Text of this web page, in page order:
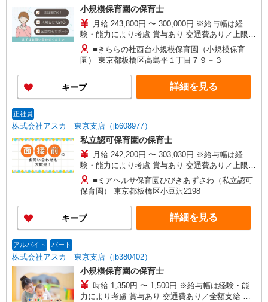
小規模保育園の保育士
月給 243,800円 〜 300,000円 ※給与幅は経
験・能力により考慮 賞与あり 交通費あり／上限あ
り 上記の給与下限は新卒者です。 経験やスキルに
応じて加給いたします◎
■きららの杜西台小規模保育園（小規模保育
園） 東京都板橋区高島平１丁目７９－３
キープ 詳細を見る
正社員
株式会社アスカ 東京支店（jb608977）
私立認可保育園の保育士
月給 242,200円 〜 303,030円 ※給与幅は経
験・能力により考慮 賞与あり 交通費あり／上限
50,000円／月 〜各種手当〜 資格手当：20,000円
諸手当：40,200円 ≪経験年数ごとの月給目安≫ ・
経験2年：255,000円〜 ・経験4年：267,800円〜
・経験6年：280,600円〜 ・経験8年：293,400円〜
・経験10年：306,200円〜
■ミアヘルサ保育園ひびきあずさわ（私立認可
保育園） 東京都板橋区小豆沢2198
キープ 詳細を見る
アルバイト パート
株式会社アスカ 東京支店（jb380402）
小規模保育園の保育士
時給 1,350円 〜 1,500円 ※給与幅は経験・能
力により考慮 賞与あり 交通費あり／全額支給 早